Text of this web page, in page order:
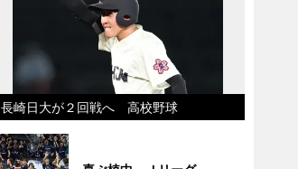
長崎日大が２回戦へ 高校野球